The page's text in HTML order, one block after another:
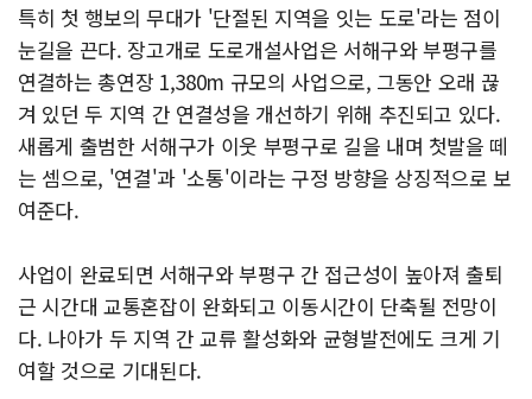
특히 첫 행보의 무대가 '단절된 지역을 잇는 도로'라는 점이
눈길을 끈다. 장고개로 도로개설사업은 서해구와 부평구를
연결하는 총연장 1,380m 규모의 사업으로, 그동안 오래 끊
겨 있던 두 지역 간 연결성을 개선하기 위해 추진되고 있다.
새롭게 출범한 서해구가 이웃 부평구로 길을 내며 첫발을 떼
는 셈으로, '연결'과 '소통'이라는 구정 방향을 상징적으로 보
여준다.
사업이 완료되면 서해구와 부평구 간 접근성이 높아져 출퇴
근 시간대 교통혼잡이 완화되고 이동시간이 단축될 전망이
다. 나아가 두 지역 간 교류 활성화와 균형발전에도 크게 기
여할 것으로 기대된다.